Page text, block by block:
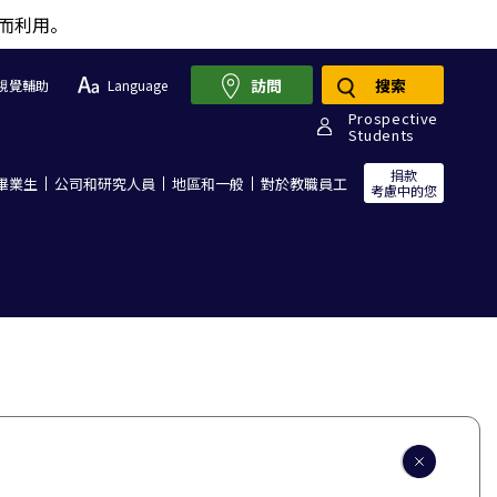
用。
覺輔助 Language
Prospective
Students
業生 公司和研究人員 地區和一般 對於教職員工
捐款
考慮中的您
訪問 搜索